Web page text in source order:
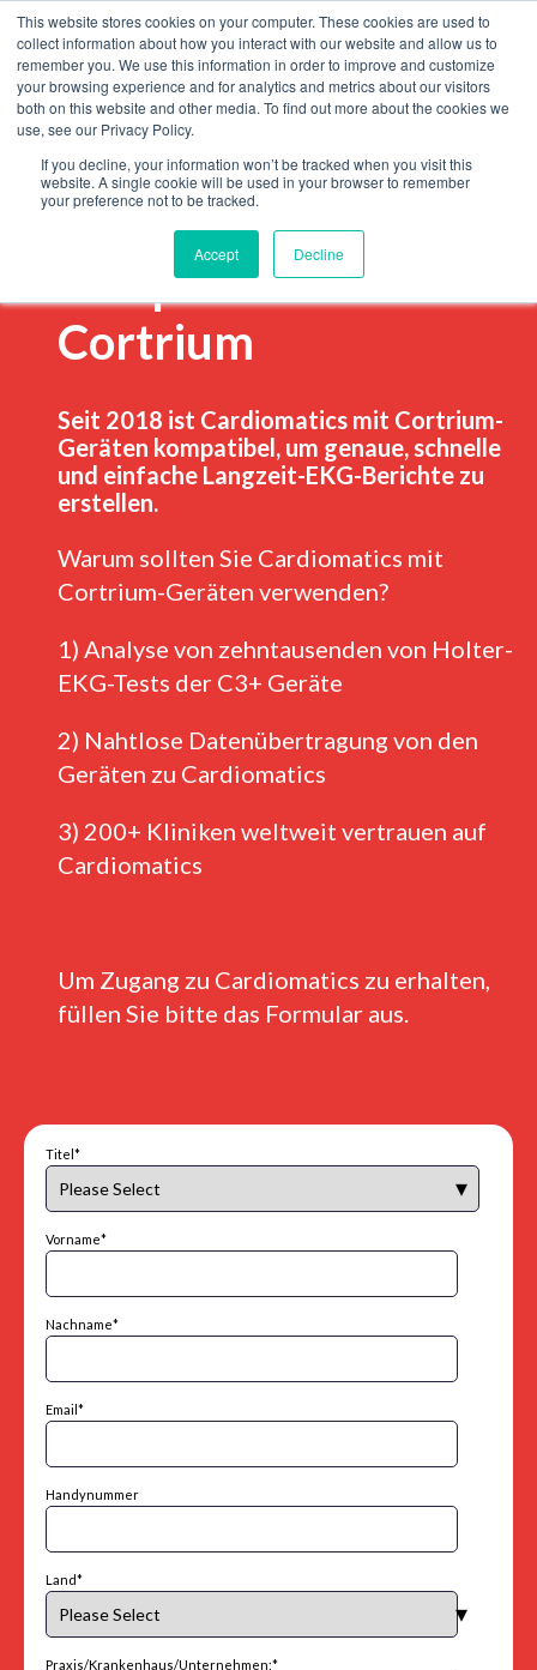
This website stores cookies on your computer. These cookies are used to
collect information about how you interact with our website and allow us to
remember you. We use this information in order to improve and customize
your browsing experience and for analytics and metrics about our visitors
both on this website and other media. To find out more about the cookies we
use, see our Privacy Policy.
If you decline, your information won’t be tracked when you visit this
website. A single cookie will be used in your browser to remember
your preference not to be tracked.
Accept Decline
Cardiomatics ist
kompatibel mit
Cortrium
Seit 2018 ist Cardiomatics mit Cortrium-
Geräten kompatibel, um genaue, schnelle
und einfache Langzeit-EKG-Berichte zu
erstellen.
Warum sollten Sie Cardiomatics mit
Cortrium-Geräten verwenden?
1) Analyse von zehntausenden von Holter-
EKG-Tests der C3+ Geräte
2) Nahtlose Datenübertragung von den
Geräten zu Cardiomatics
3) 200+ Kliniken weltweit vertrauen auf
Cardiomatics
Um Zugang zu Cardiomatics zu erhalten,
füllen Sie bitte das Formular aus.
Titel *
Vorname*
Nachname*
Email *
Handynummer
Land*
Praxis/Krankenhaus/Unternehmen:*